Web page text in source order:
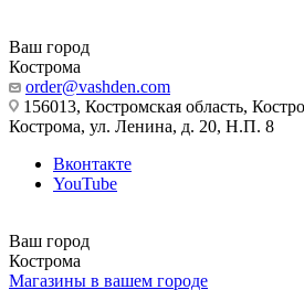
Ваш город
Кострома
order@vashden.com
156013, Костромская область,
Кострома, ул. Ленина, д. 20, Н.П. 8
Вконтакте
YouTube
Ваш город
Кострома
Магазины в вашем городе